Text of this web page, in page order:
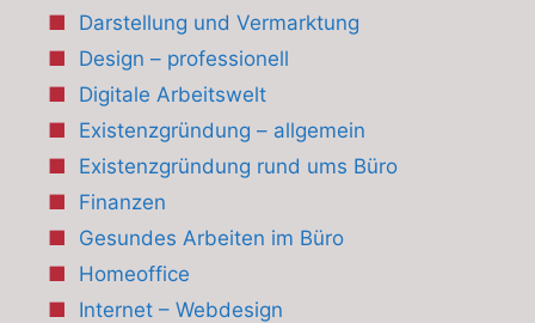
Darstellung und Vermarktung
Design – professionell
Digitale Arbeitswelt
Existenzgründung – allgemein
Existenzgründung rund ums Büro
Finanzen
Gesundes Arbeiten im Büro
Homeoffice
Internet – Webdesign